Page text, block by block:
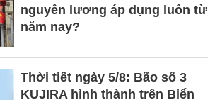
nguyên lương áp dụng luôn từ
năm nay?
Thời tiết ngày 5/8: Bão số 3
KUJIRA hình thành trên Biển